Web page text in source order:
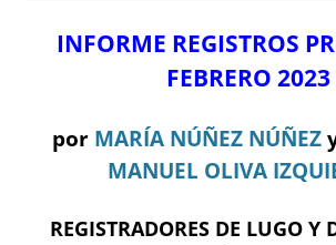
INFORME REGISTROS
FEBRERO 2023
por MARÍA NÚÑEZ NÚÑEZ
MANUEL OLIVA
REGISTRADORES DE LUGO Y